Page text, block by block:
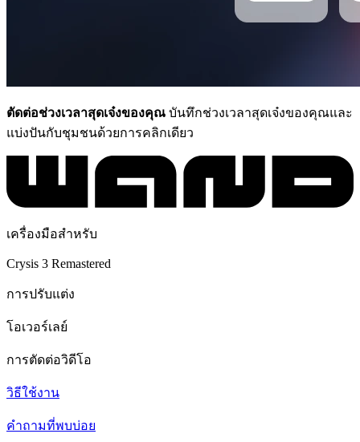
ตัดต่อช่วงเวลาสุดเจ๋งของคุณ บันทึกช่วงเวลาสุดเจ๋งของคุณและ
แบ่งปันกับชุมชนด้วยการคลิกเดียว
เครื่องมือสำหรับ
Crysis 3 Remastered
การปรับแต่ง
โอเวอร์เลย์
การตัดต่อวิดีโอ
วิธีใช้งาน
คำถามที่พบบ่อย